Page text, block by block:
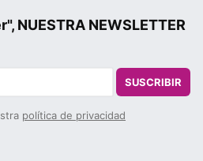
NUESTRA NEWSLETTER
SUSCRIBIR
política de privacidad